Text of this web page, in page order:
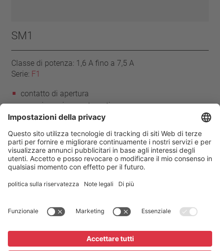
SM1
Classe di potenza: 1,6 A fino a 7,5 A
Serie: F1
contatto di apertura
con reinserzione automatica
con cavi di connessione
Mylar®-Nomex®
Impronta Privacy Condizioni